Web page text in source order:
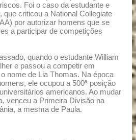
Foi o caso da estudante e
que criticou a National Collegiate
por autorizar homens que se
a participar de competições
quando o estudante William
e passou a competir em
nome de Lia Thomas. Na época
ele ocupou a 500ª posição
americanos. Ao mudar
venceu a Primeira Divisão na
a mesma de Paula.